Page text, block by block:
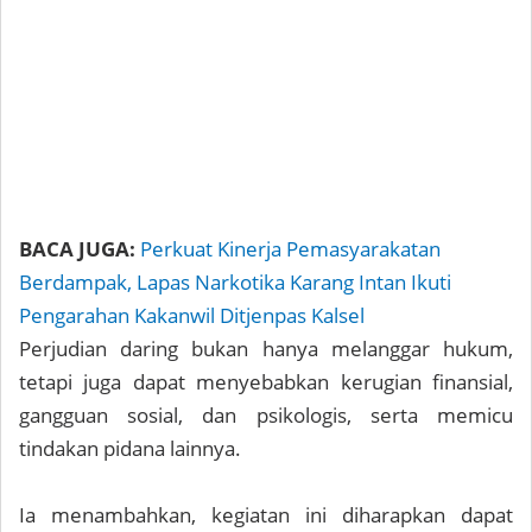
BACA JUGA: Perkuat Kinerja Pemasyarakatan
Berdampak, Lapas Narkotika Karang Intan Ikuti
Pengarahan Kakanwil Ditjenpas Kalsel
Perjudian daring bukan hanya melanggar hukum,
tetapi juga dapat menyebabkan kerugian finansial,
gangguan sosial, dan psikologis, serta memicu
tindakan pidana lainnya.
Ia menambahkan, kegiatan ini diharapkan dapat